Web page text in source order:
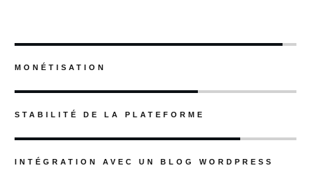
MONÉTISATION
STABILITÉ DE LA PLATEFORME
INTÉGRATION AVEC UN BLOG WORDPRESS